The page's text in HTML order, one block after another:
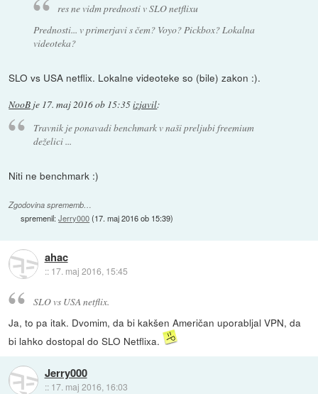
res ne vidm prednosti v SLO netflixu
Prednosti... v primerjavi s čem? Voyo? Pickbox? Lokalna
videoteka?
SLO vs USA netflix. Lokalne videoteke so (bile) zakon :).
NooB je 17. maj 2016 ob 15:35izjavil:
Travnik je ponavadi benchmark v naši preljubi freemium
deželici ...
Niti ne benchmark :)
Zgodovina sprememb…
spremenil:Jerry000(17. maj 2016 ob 15:39)
ahac
:: 17. maj 2016, 15:45
SLO vs USA netflix.
Ja, to pa itak. Dvomim, da bi kakšen Američan uporabljal VPN, da
bi lahko dostopal do SLO Netflixa.
Jerry000
:: 17. maj 2016, 16:03